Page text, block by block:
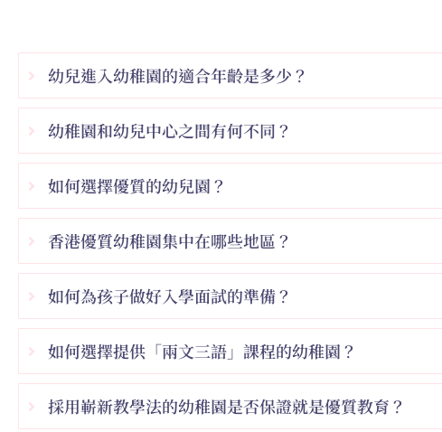
幼兒進入幼稚園的適合年齡是多少？
幼稚園和幼兒中心之間有何不同？
如何選擇優質的幼兒園？
香港優質幼稚園集中在哪些地區？
如何為孩子做好入學面試的準備？
如何選擇提供「兩文三語」課程的幼稚園？
採用嶄新教學法的幼稚園是否保證就是優質教育？